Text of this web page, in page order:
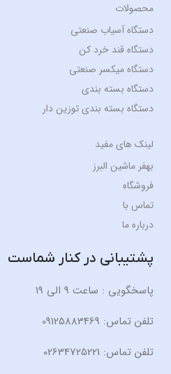
محصولات
دستگاه آسیاب صنعتی
دستگاه قند خرد کن
دستگاه میکسر صنعتی
دستگاه بسته بندی
دستگاه بسته بندی توزین دار
لینک های مفید
بهفر ماشین البرز
فروشگاه
تماس با
درباره ما
پشتیبانی در کنار شماست
پاسخگویی : ساعت 9 الی 19
تلفن تماس: 09125883469
تلفن تماس: 02634725221